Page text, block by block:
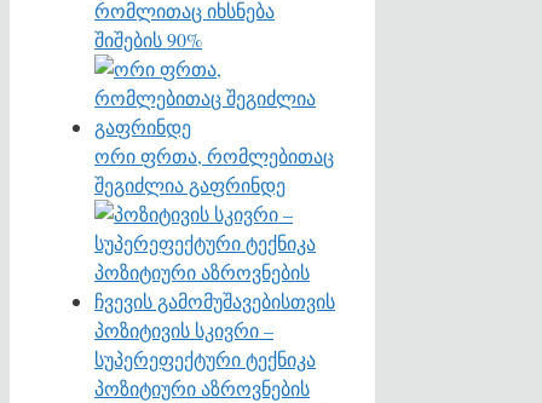
რომლითაც იხსნება
შიშების 90%
ორი ფრთა, რომლებითაც
შეგიძლია გაფრინდე
პოზიტივის სკივრი –
სუპერეფექტური ტექნიკა
პოზიტიური აზროვნების